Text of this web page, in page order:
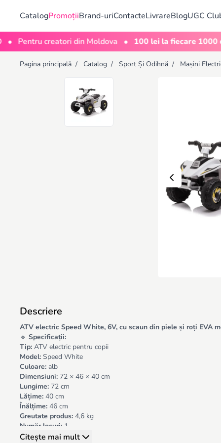
CatalogPromoțiiBrand-uriContacteLivrareBlogUGC
creatori din Moldova • 100 lei la fiecare 1000 de
Pagina principală / Catalog / Sport Și Odihnă / Mașini
Descriere
ATV electric Speed White, 6V, cu scaun din piele și roți EVA
🔹 Specificații:
Tip: ATV electric pentru copii
Model: Speed White
Culoare: alb
Dimensiuni: 72 × 46 × 40 cm
Lungime: 72 cm
Lățime: 40 cm
Înălțime: 46 cm
Greutate produs: 4,6 kg
Număr locuri: 1
Scaun:din piele ecologică
Citește mai mult